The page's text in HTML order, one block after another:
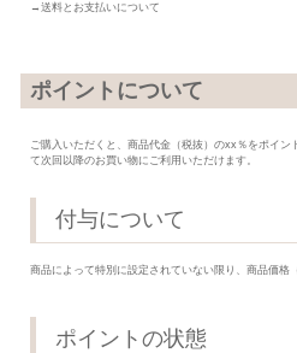
→送料とお支払いについて
ポイントについて
ご購入いただくと、商品代金（税抜）のxx％をポイ
て次回以降のお買い物にご利用いただけます。
付与について
商品によって特別に設定されていない限り、商品価格
ポイントの状態